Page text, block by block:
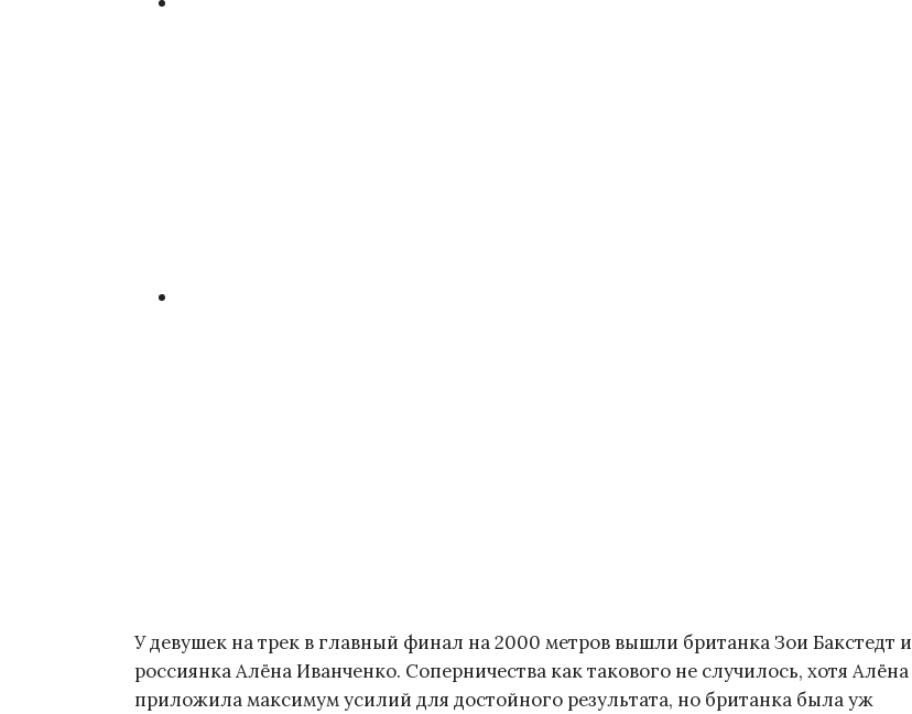
У девушек на трек в главный финал на 2000 метров вышли британка Зои Бакстедт и
россиянка Алёна Иванченко. Соперничества как такового не случилось, хотя Алёна
приложила максимум усилий для достойного результата, но британка была уж